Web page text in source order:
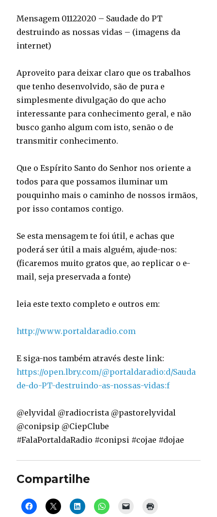
Mensagem 01122020 – Saudade do PT
destruindo as nossas vidas – (imagens da
internet)
Aproveito para deixar claro que os trabalhos
que tenho desenvolvido, são de pura e
simplesmente divulgação do que acho
interessante para conhecimento geral, e não
busco ganho algum com isto, senão o de
transmitir conhecimento.
Que o Espírito Santo do Senhor nos oriente a
todos para que possamos iluminar um
pouquinho mais o caminho de nossos irmãos,
por isso contamos contigo.
Se esta mensagem te foi útil, e achas que
poderá ser útil a mais alguém, ajude-nos:
(ficaremos muito gratos que, ao replicar o e-
mail, seja preservada a fonte)
leia este texto completo e outros em:
http://www.portaldaradio.com
E siga-nos também através deste link:
https://open.lbry.com/@portaldaradio:d/Sauda
de-do-PT-destruindo-as-nossas-vidas:f
@elyvidal @radiocrista @pastorelyvidal
@conipsip @CiepClube
#FalaPortaldaRadio #conipsi #cojae #dojae
Compartilhe